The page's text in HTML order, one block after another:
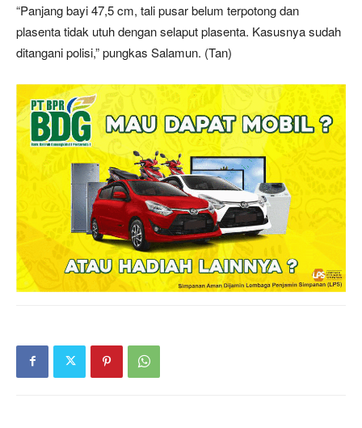
“Panjang bayi 47,5 cm, tali pusar belum terpotong dan
plasenta tidak utuh dengan selaput plasenta. Kasusnya sudah
ditangani polisi,” pungkas Salamun. (Tan)